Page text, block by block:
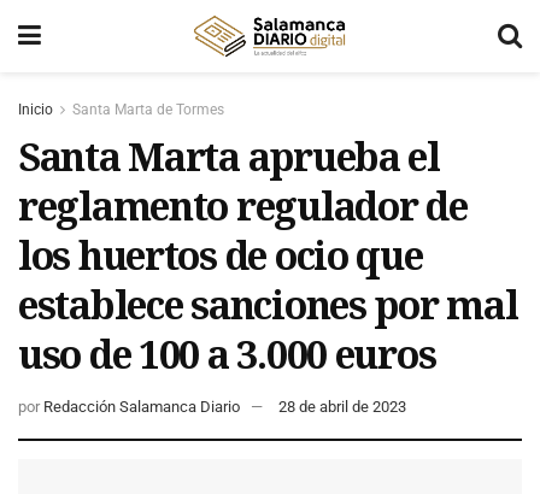
Inicio Santa Marta de Tormes
Santa Marta aprueba el
reglamento regulador de
los huertos de ocio que
establece sanciones por mal
uso de 100 a 3.000 euros
por Redacción Salamanca Diario 28 de abril de 2023